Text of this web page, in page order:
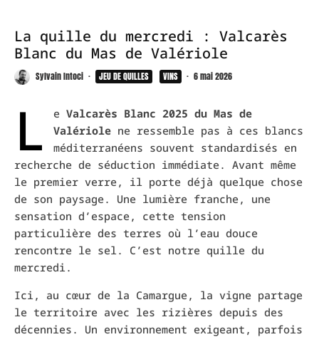
La quille du mercredi : Valcarès
Blanc du Mas de Valériole
Sylvain Intoci · JEU DE QUILLES VINS · 6 mai 2026
L e Valcarès Blanc 2025 du Mas de
Valériole ne ressemble pas à ces blancs
méditerranéens souvent standardisés en
recherche de séduction immédiate. Avant même
le premier verre, il porte déjà quelque chose
de son paysage. Une lumière franche, une
sensation d’espace, cette tension
particulière des terres où l’eau douce
rencontre le sel. C’est notre quille du
mercredi.
Ici, au cœur de la Camargue, la vigne partage
le territoire avec les rizières depuis des
décennies. Un environnement exigeant, parfois